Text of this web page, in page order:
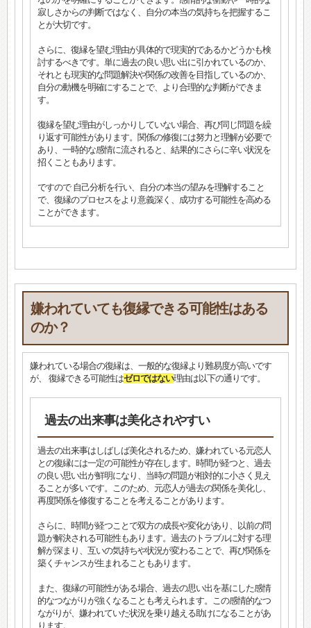
寂しさからの判断ではなく、自分の本当の気持ちを把握するこ
とが大切です。
さらに、復縁を望む理由が具体的で現実的であるかどうかも検
討するべきです。単に過去の良い思い出に引かれているのか、
それとも現実的な問題解決や関係の改善を目指しているのか、
自分の動機を明確にすることで、より合理的な判断ができま
す。
復縁を望む理由がしっかりしていない場合、再び同じ問題を繰
り返す可能性があります。関係の修復には努力と理解が必要で
あり、一時的な感情に流されると、結果的にさらに辛い状況を
招くこともあります。
ですので 自己分析を行い、自分の本当の望みを理解すること
で、復縁のプロセスをより意義深く、成功する可能性を高める
ことができます。
嫌われていても復縁できる可能性はある
のか？
嫌われている場合の復縁は、一般的な復縁より難易度が高いです
が、 復縁できる可能性はゼロではない理由は以下の通りです。
過去の出来事は美化されやすい
過去の出来事はしばしば美化されるため、嫌われている元恋人
との復縁には一定の可能性が存在します。時間が経つと、過去
の良い思い出が鮮明になり、当時の問題が相対的に小さく見え
ることが多いです。このため、元恋人が過去の関係を美化し、
再度関係を修復することを考えることがあります。
さらに、時間が経つことで双方の成長や変化があり、以前の問
題が解決される可能性もあります。過去のトラブルに対する理
解が深まり、互いの気持ちや状況が変わることで、再び関係を
築くチャンスが生まれることもあります。
また、復縁の可能性がある場合、過去の思い出を基にした感情
的なつながりが強くなることも考えられます。この感情的なつ
ながりが、嫌われていた状況を乗り越える助けになることがあ
ります。